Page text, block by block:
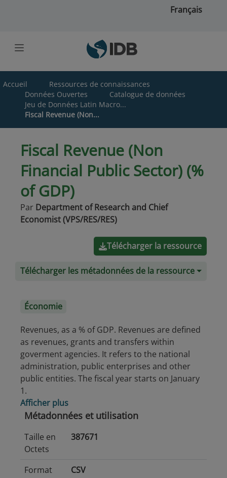
Français
Accueil
Ressources de connaissances
Données Ouvertes
Catalogue de données
Jeu de Données Latin Macro...
Fiscal Revenue (Non...
Fiscal Revenue (Non
Financial Public Sector) (%
of GDP)
Par Department of Research and Chief
Economist (VPS/RES/RES)
Télécharger la ressource
Télécharger les métadonnées de la ressource
Économie
Revenues, as a % of GDP. Revenues are defined
as revenues, grants and transfers within
goverment agencies. It refers to the national
administration, public enterprises and other
public entities. The fiscal year starts on January
1.
Afficher plus
Métadonnées et utilisation
Taille en
Octets
387671
Format
CSV